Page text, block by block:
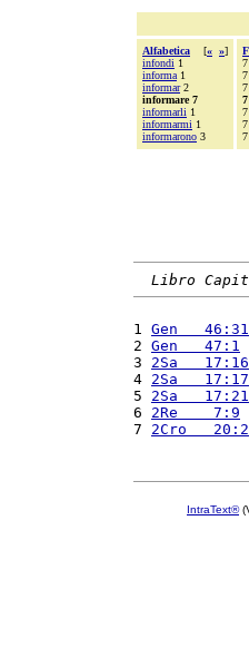
Alfabetica [« »]
infondi 1
informa 1
informar2
informare 7
informarli 1
informarmi 1
informarono 3
7
7
7
7
7
7
Libro
1 Gen   46:31
2 Gen   47:1
3 2Sa   17:16
4 2Sa   17:17
5 2Sa   17:21
6 2Re    7:9
7 2Cro   20:2
IntraText®